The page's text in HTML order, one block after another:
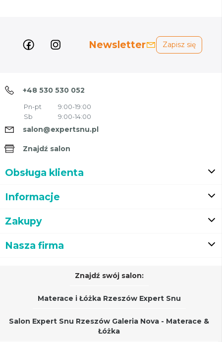
Newsletter Zapisz się
+48 530 530 052
Pn-pt
9:00-19:00
Sb
9:00-14:00
salon@expertsnu.pl
Znajdź salon
Obsługa klienta
Informacje
Zakupy
Nasza firma
Znajdź swój salon:
Materace i Łóżka Rzeszów Expert Snu
Salon Expert Snu Rzeszów Galeria Nova - Materace &
Łóżka